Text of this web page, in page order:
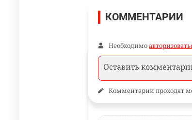
КОММЕНТАРИИ
Необходимо
Комментарии проходят